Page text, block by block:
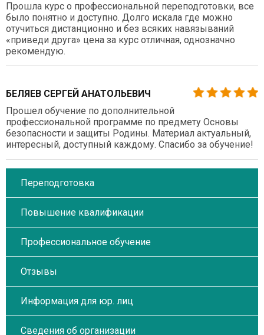
Прошла курс о профессиональной переподготовки, все
было понятно и доступно. Долго искала где можно
отучиться дистанционно и без всяких навязываний
«приведи друга» цена за курс отличная, однозначно
рекомендую.
БЕЛЯЕВ СЕРГЕЙ АНАТОЛЬЕВИЧ
Прошел обучение по дополнительной
профессиональной программе по предмету Основы
безопасности и защиты Родины. Материал актуальный,
интересный, доступный каждому. Спасибо за обучение!
Переподготовка
Повышение квалификации
Профессиональное обучение
Отзывы
Информация для юр. лиц
Сведения об организации